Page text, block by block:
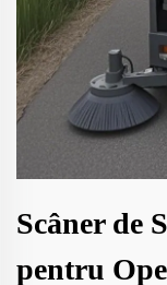
Scâner de
pentru